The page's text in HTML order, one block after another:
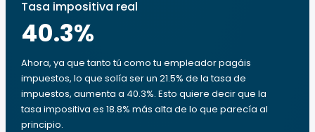
Tasa impositiva real
40.3%
Ahora, ya que tanto tú como tu empleador pagáis
impuestos, lo que solía ser un 21.5% de la tasa de
impuestos, aumenta a 40.3%. Esto quiere decir que la
tasa impositiva es 18.8% más alta de lo que parecía al
principio.